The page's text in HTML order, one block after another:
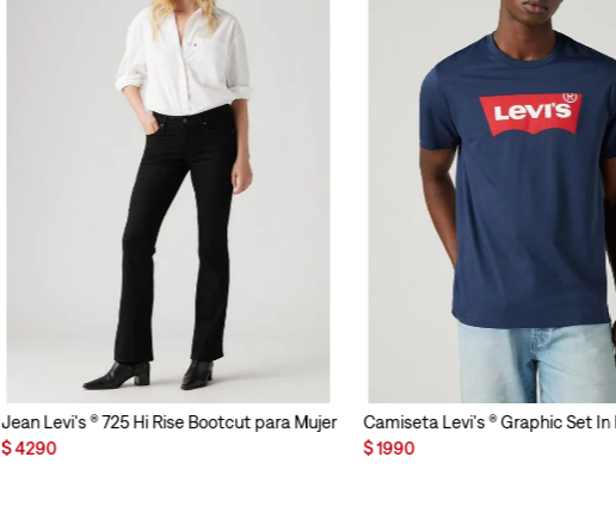
Jean Levi's ® 725 Hi Rise Bootcut para Mujer
$4290
Camiseta Levi's ® Graphic Set
$1990